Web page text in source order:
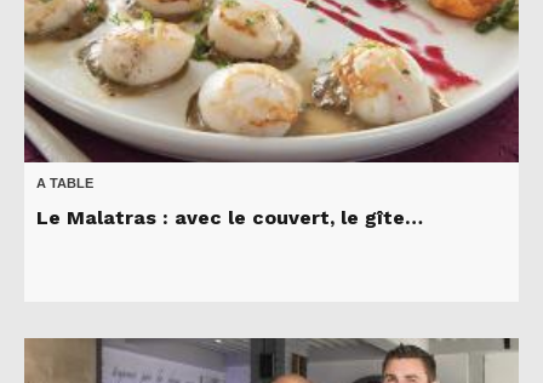
A TABLE
Le Malatras : avec le couvert, le gîte…